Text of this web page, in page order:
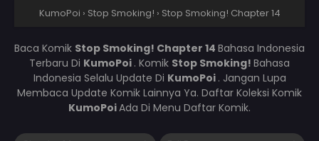
KumoPoi › Stop Smoking! › Stop Smoking! Chapter 14
Baca Komik Stop Smoking! Chapter 14 Bahasa Indonesia
Terbaru Di KumoPoi . Komik Stop Smoking! Bahasa
Indonesia Selalu Update Di KumoPoi . Jangan Lupa
Membaca Update Komik Lainnya Ya. Daftar Koleksi Komik
KumoPoiAda Di Menu Daftar Komik.